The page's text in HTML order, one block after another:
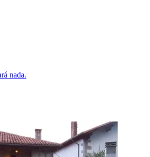
nada.